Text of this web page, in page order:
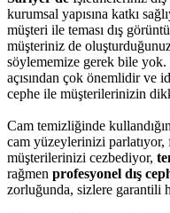
kurumsal yapısına katkı
müşteri ile teması dış
müşteriniz de
söylememize gerek bile yok.
açısından çok önemlidir ve
cephe ile müşterilerinizin
Cam temizliğinde
cam yüzeylerinizi parlatıyor,
müşterilerinizi cezbediyor,
rağmen profesyonel dış
zorluğunda, sizlere garantili